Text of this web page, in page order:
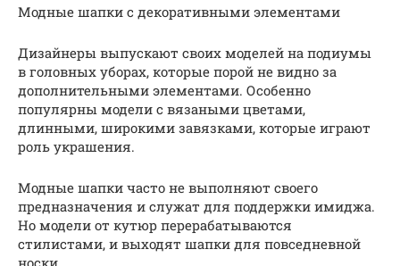
Модные шапки с декоративными элементами
Дизайнеры выпускают своих моделей на подиумы
в головных уборах, которые порой не видно за
дополнительными элементами. Особенно
популярны модели с вязаными цветами,
длинными, широкими завязками, которые играют
роль украшения.
Модные шапки часто не выполняют своего
предназначения и служат для поддержки имиджа.
Но модели от кутюр перерабатываются
стилистами, и выходят шапки для повседневной
носки.